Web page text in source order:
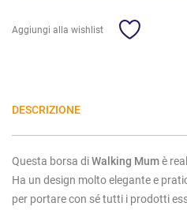
Aggiungi alla wishlist
DESCRIZIONE
Questa borsa diWalking Mumè
Ha un design molto elegante e
per portare con sé tutti i prodotti